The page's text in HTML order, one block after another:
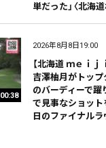
単だった」〈北海道
00:38
2026年8月8日19:00
【北海道 ｍｅｉｊ
吉澤柚月がトップ
のバーディーで躍
で見事なショッ
日のファイナル